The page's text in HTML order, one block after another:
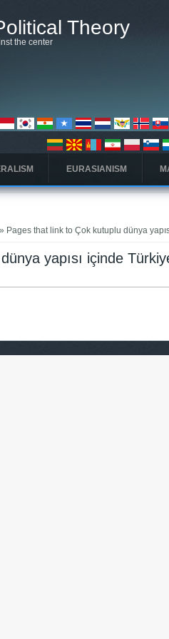
Theory
the center
EURASIANISM
» Pages that link to Çok kutuplu dünya
yapısı içinde